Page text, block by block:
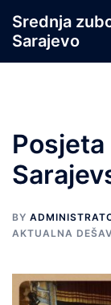
content
Srednja
Sarajevo
BY
AKTUALNA